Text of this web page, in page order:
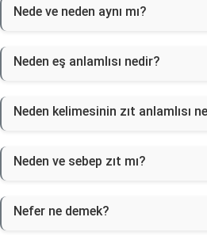
Nede ve neden aynı mı?
Neden eş anlamlısı nedir?
Neden kelimesinin zıt anlamlısı
Neden ve sebep zıt mı?
Nefer ne demek?